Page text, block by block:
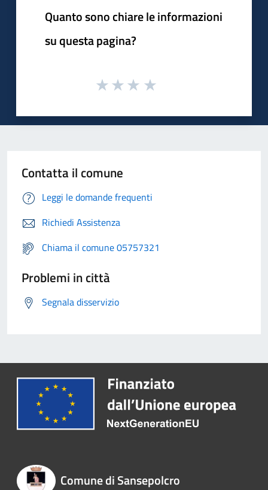
Quanto sono chiare le informazioni
su questa pagina?
Contatta il comune
Leggi le domande frequenti
Richiedi Assistenza
Chiama il comune 05757321
Problemi in città
Segnala disservizio
Comune di Sansepolcro